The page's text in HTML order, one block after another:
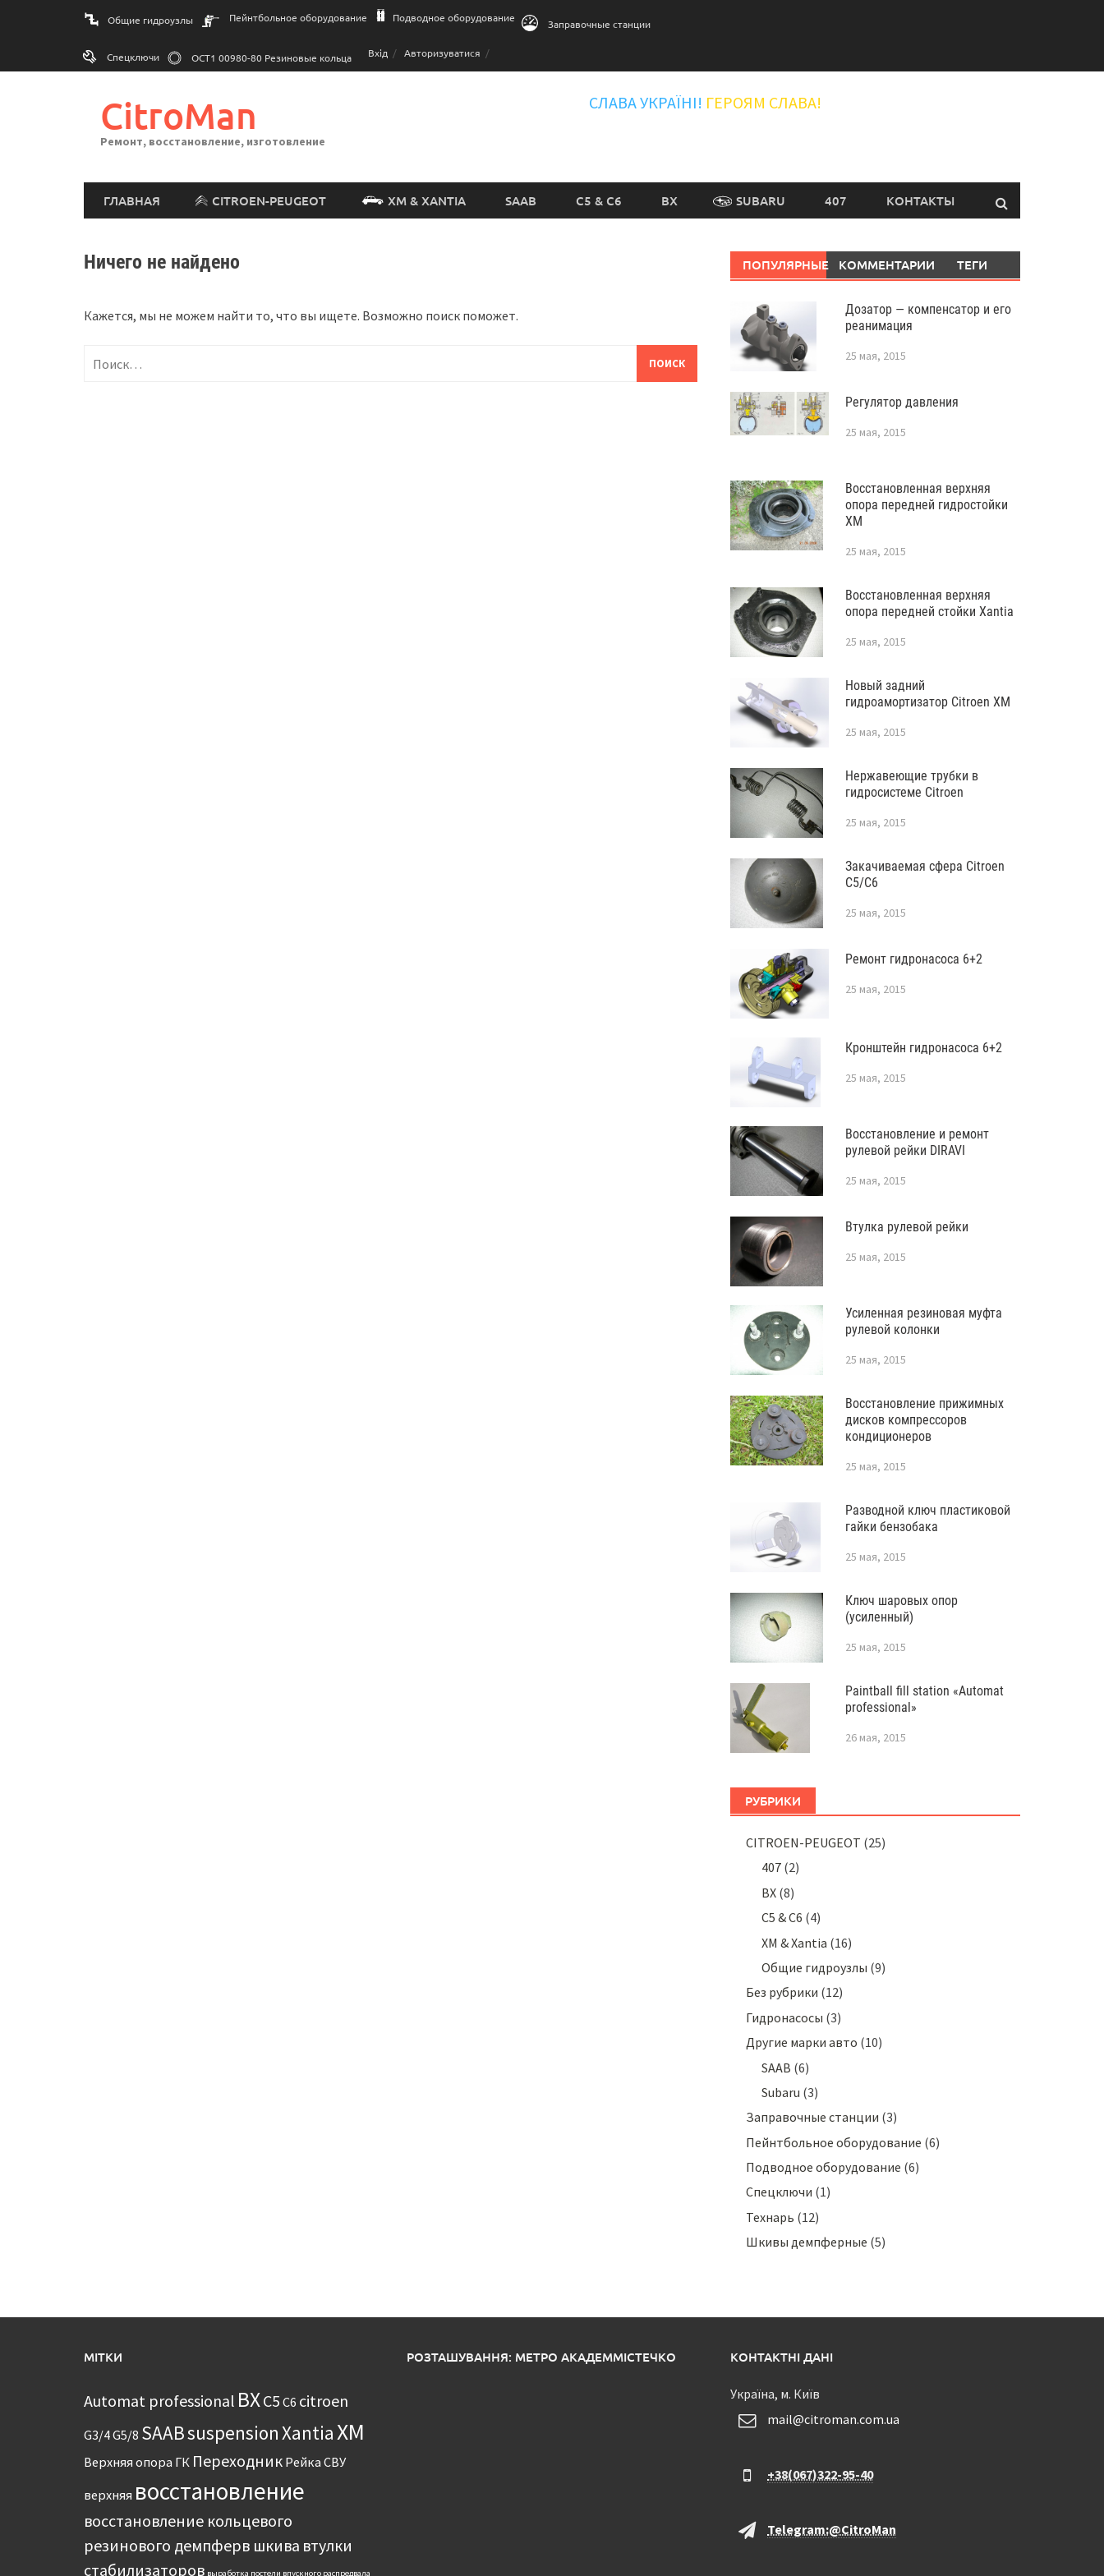
Общие гидроузлы Пейнтбольное оборудование Подводное оборудование
Заправочные станции
Спецключи ОСТ1 00980-80 Резиновые кольца Вхід Авторизуватися
CitroMan
Ремонт, восстановление, изготовление
СЛАВА УКРАЇНІ! ГЕРОЯМ СЛАВА!
ГЛАВНАЯ CITROEN-PEUGEOT XM & XANTIA SAAB C5 & C6 BX SUBARU 407 КОНТАКТЫ
Ничего не найдено
Кажется, мы не можем найти то, что вы ищете. Возможно поиск поможет.
ПОПУЛЯРНЫЕ КОММЕНТАРИИ ТЕГИ
Дозатор — компенсатор и его
реанимация
25 мая, 2015
Регулятор давления
25 мая, 2015
Восстановленная верхняя
опора передней гидростойки
XM
25 мая, 2015
Восстановленная верхняя
опора передней стойки Xantia
25 мая, 2015
Новый задний
гидроамортизатор Citroen XM
25 мая, 2015
Нержавеющие трубки в
гидросистеме Citroen
25 мая, 2015
Закачиваемая сфера Citroen
C5/C6
25 мая, 2015
Ремонт гидронасоса 6+2
25 мая, 2015
Кронштейн гидронасоса 6+2
25 мая, 2015
Восстановление и ремонт
рулевой рейки DIRAVI
25 мая, 2015
Втулка рулевой рейки
25 мая, 2015
Усиленная резиновая муфта
рулевой колонки
25 мая, 2015
Восстановление прижимных
дисков компрессоров
кондиционеров
25 мая, 2015
Разводной ключ пластиковой
гайки бензобака
25 мая, 2015
Ключ шаровых опор
(усиленный)
25 мая, 2015
Paintball fill station «Automat
professional»
26 мая, 2015
РУБРИКИ
CITROEN-PEUGEOT (25)
407 (2)
BX (8)
C5 & C6 (4)
XM & Xantia (16)
Общие гидроузлы (9)
Без рубрики (12)
Гидронасосы (3)
Другие марки авто (10)
SAAB (6)
Subaru (3)
Заправочные станции (3)
Пейнтбольное оборудование (6)
Подводное оборудование (6)
Спецключи (1)
Технарь (12)
Шкивы демпферные (5)
МІТКИ
Automat professional BXC5 C6 citroen
G3/4G5/8 SAABsuspensionXantiaXM
Верхняя опора ГК Переходник Рейка СВУ
верхняя восстановление
восстановление кольцевого
резинового демпферв шкива втулки
стабилизаторов выработка постели впускного распредвала
РОЗТАШУВАННЯ: МЕТРО АКАДЕММІСТЕЧКО КОНТАКТНІ ДАНІ
Україна, м. Київ
mail@citroman.com.ua
+38(067)322-95-40
Telegram:@CitroMan